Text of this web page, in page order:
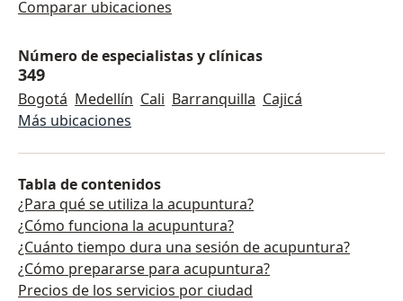
Comparar ubicaciones
Número de especialistas y clínicas
349
Bogotá Medellín Cali Barranquilla Cajicá
Más ubicaciones
Tabla de contenidos
¿Para qué se utiliza la acupuntura?
¿Cómo funciona la acupuntura?
¿Cuánto tiempo dura una sesión de acupuntura?
¿Cómo prepararse para acupuntura?
Precios de los servicios por ciudad